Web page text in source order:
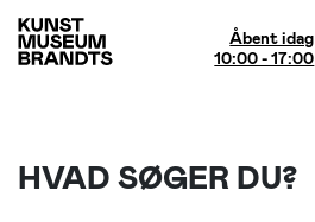
Åbent idag
10:00 - 17:00
HVAD SØGER DU?